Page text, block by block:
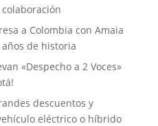
colaboración
a Colombia con Amaia
de historia
«Despecho a 2 Voces»
descuentos y
eléctrico o híbrido